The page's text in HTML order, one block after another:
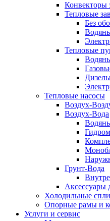
Конвекторы
Тепловые
Без
Тепловые
Тепловые насосы
Воздух-
Воздух-Вода
Грунт-Вода
Аксессуары
Холодильные
Опорные рамы и
Услуги и сервис